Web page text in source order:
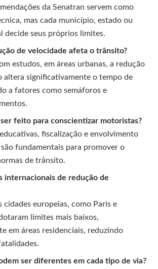
da Senatran servem como
mas cada município, estado ou
decide seus próprios limites.
de velocidade afeta o trânsito?
estudos, em áreas urbanas, a redução
altera significativamente o tempo de
a fatores como semáforos e
feito para conscientizar motoristas?
fiscalização e envolvimento
fundamentais para promover o
de trânsito.
internacionais de redução de
cidades europeias, como Paris e
limites mais baixos,
em áreas residenciais, reduzindo
ser diferentes em cada tipo de via?